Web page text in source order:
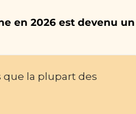
en 2026 est devenu un
que la plupart des